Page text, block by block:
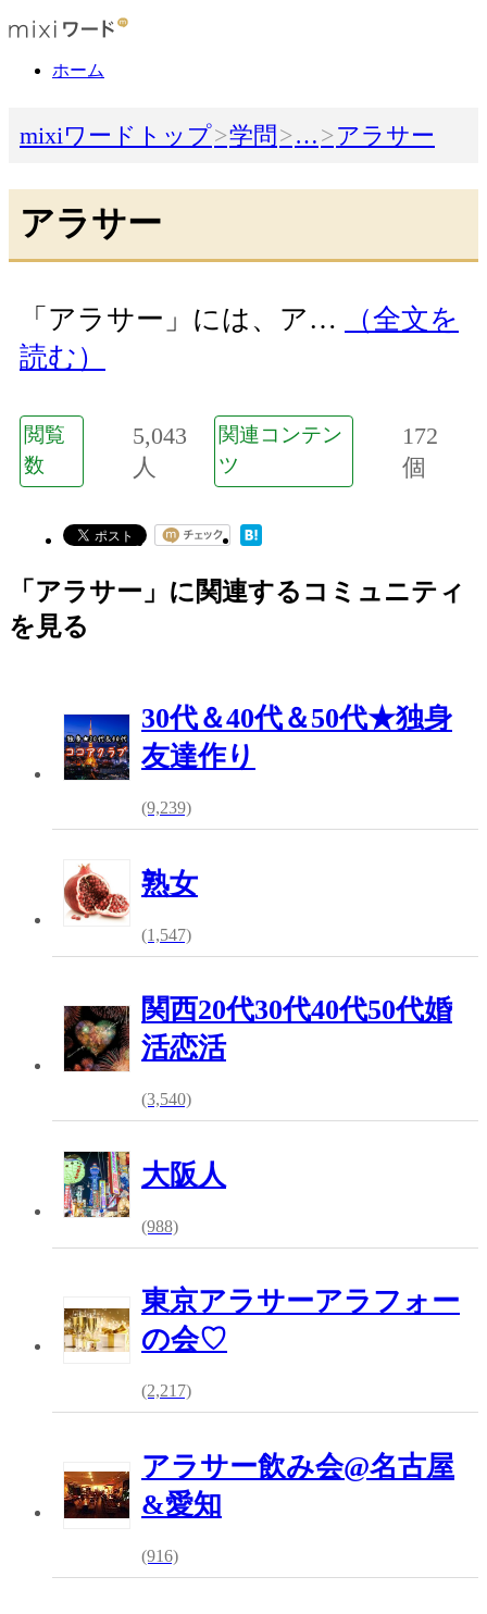
ホーム
mixiワードトップ 学問 … アラサー
アラサー
「アラサー」には、ア…
（全文を
読む）
閲覧
数
5,043
人
関連コンテン
ツ
172
個
「アラサー」に関連するコミュニティ
を見る
30代＆40代＆50代★独身
友達作り
(9,239)
熟女
(1,547)
関西20代30代40代50代婚
活恋活
(3,540)
大阪人
(988)
東京アラサーアラフォー
の会♡
(2,217)
アラサー飲み会@名古屋
&愛知
(916)